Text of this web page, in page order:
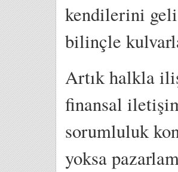
kendilerini
bilinçle
Artık halkla
finansal
sorumluluk
yoksa